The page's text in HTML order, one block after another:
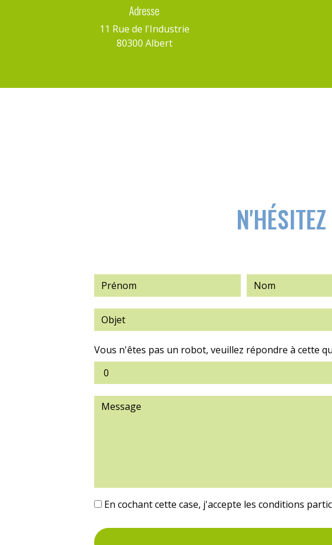
Adresse
11 Rue de l'Industrie
80300 Albert
Vous n'êtes pas un robot, veuillez répondre à cette
En cochant cette case, j'accepte les conditions